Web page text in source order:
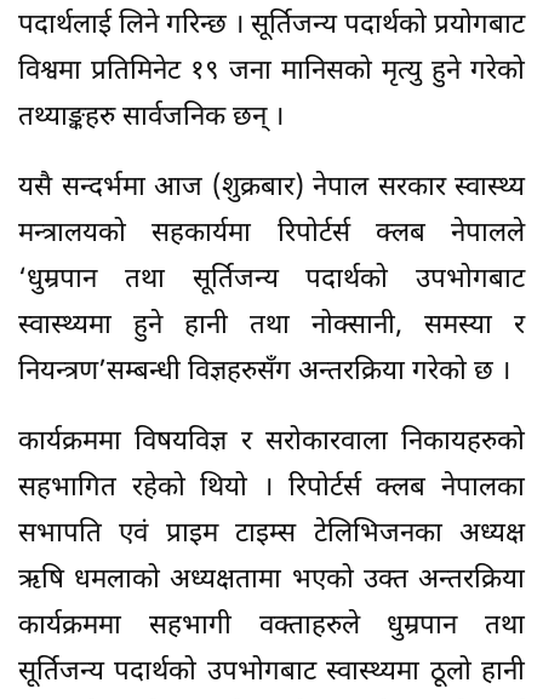
पदार्थलाई लिने गरिन्छ । सूर्तिजन्य पदार्थको प्रयोगबाट
विश्वमा प्रतिमिनेट १९ जना मानिसको मृत्यु हुने गरेको
तथ्याङ्कहरु सार्वजनिक छन् ।
यसै सन्दर्भमा आज (शुक्रबार) नेपाल सरकार स्वास्थ्य
मन्त्रालयको सहकार्यमा रिपोर्टर्स क्लब नेपालले
‘धुम्रपान तथा सूर्तिजन्य पदार्थको उपभोगबाट
स्वास्थ्यमा हुने हानी तथा नोक्सानी, समस्या र
नियन्त्रण’सम्बन्धी विज्ञहरुसँग अन्तरक्रिया गरेको छ ।
कार्यक्रममा विषयविज्ञ र सरोकारवाला निकायहरुको
सहभागित रहेको थियो । रिपोर्टर्स क्लब नेपालका
सभापति एवं प्राइम टाइम्स टेलिभिजनका अध्यक्ष
ऋषि धमलाको अध्यक्षतामा भएको उक्त अन्तरक्रिया
कार्यक्रममा सहभागी वक्ताहरुले धुम्रपान तथा
सूर्तिजन्य पदार्थको उपभोगबाट स्वास्थ्यमा ठूलो हानी